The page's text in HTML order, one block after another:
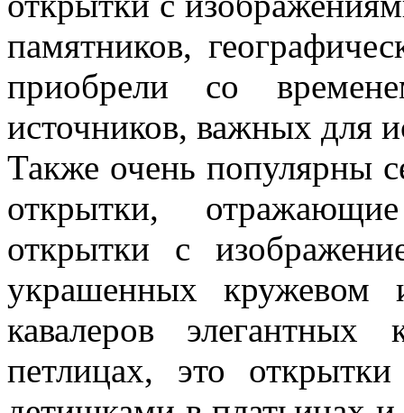
памятников,
приобрели со
источников, важных для
Также очень популярны
открытки,
открытки с
украшенных кружевом
кавалеров
петлицах, это